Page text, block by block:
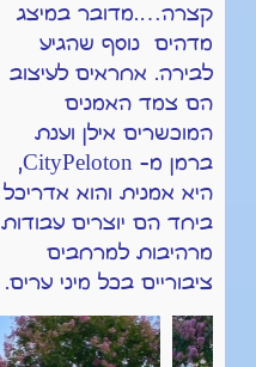
קצרה….מדובר במיצג
מדהים נוסף שהגיע
לבירה. אחראים לעיצוב
הם צמד האמנים
המוכשרים אילן וענת
ברמן מ- CityPeloton,
היא אמנית והוא אדריכל
ביחד הם יוצרים עבודות
מרהיבות למרחבים
ציבוריים בכל מיני ערים.